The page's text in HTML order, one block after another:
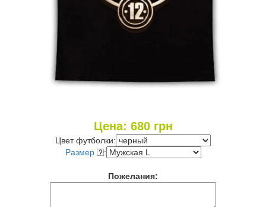
Цена: 680грн
Цвет футболки:
Размер
:
Пожелания: